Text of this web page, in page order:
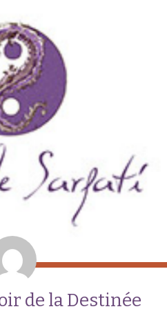
de la Destinée